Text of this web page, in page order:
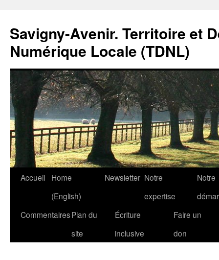
Savigny-Avenir. Territoire et
Numérique Locale (TDNL)
Aller
contenu
Accueil
Home
(English)
Newsletter Notre
expertise
Notre
CommentairesPlan du
site
Écriture
inclusive
Faire un
don